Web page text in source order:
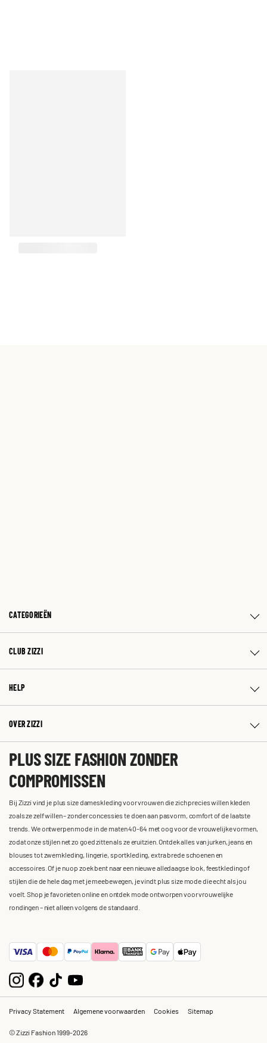
CATEGORIEËN
CLUB ZIZZI
HELP
OVER ZIZZI
PLUS SIZE FASHION ZONDER
COMPROMISSEN
Bij Zizzi vind je plus size dameskleding voor vrouwen die zich precies willen kleden
zoals ze zelf willen – zonder concessies te doen aan pasvorm, comfort of de laatste
trends. We ontwerpen mode in de maten 40-64 met oog voor de vrouwelijke vormen,
zodat onze stijlen net zo goed zitten als ze eruitzien. Ontdek alles van jurken, jeans en
blouses tot zwemkleding, lingerie, sportkleding, extra brede schoenen en
accessoires. Of je nu op zoek bent naar een nieuwe alledaagse look, feestkleding of
stijlen die de hele dag met je meebewegen, je vindt plus size mode die echt als jou
voelt. Shop je favorieten online en ontdek mode ontworpen voor vrouwelijke
rondingen – niet alleen volgens de standaard.
Privacy Statement Algemene voorwaarden Cookies Sitemap
© Zizzi Fashion 1999-2026